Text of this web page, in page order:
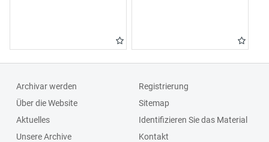
Archivar werden
Über die Website
Aktuelles
Unsere Archive
Registrierung
Sitemap
Identifizieren Sie das Material
Kontakt